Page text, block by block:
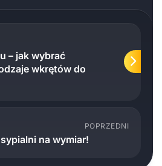
– jak wybrać
wkrętów do
POPRZEDNI
na wymiar!